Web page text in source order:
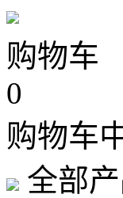
购物车
0
购物车
全部